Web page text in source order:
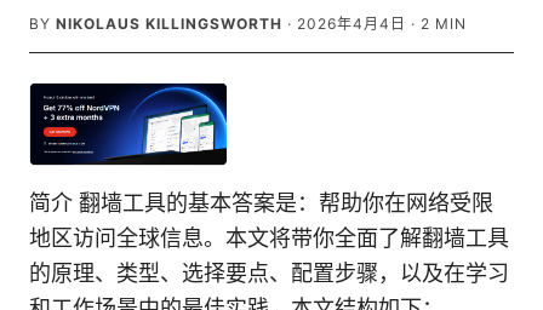
BY NIKOLAUS KILLINGSWORTH · 2026年4月4日 · 2 MIN
简介 翻墙工具的基本答案是：帮助你在网络受限
地区访问全球信息。本文将带你全面了解翻墙工具
的原理、类型、选择要点、配置步骤，以及在学习